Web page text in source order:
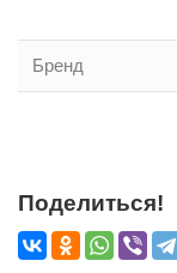
Бренд
Поделиться!